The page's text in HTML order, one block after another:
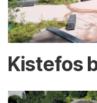
Kistefos